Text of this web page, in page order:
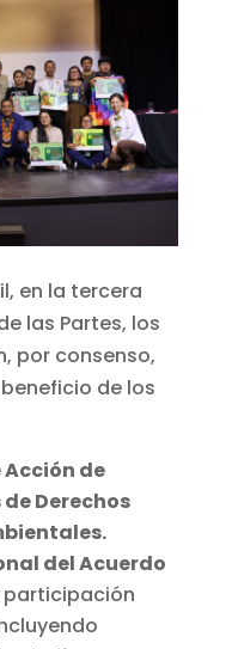
en la tercera
las Partes, los
por consenso,
de los
de
Derechos
del Acuerdo
participación